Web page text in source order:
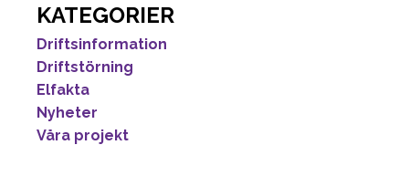
KATEGORIER
Driftsinformation
Driftstörning
Elfakta
Nyheter
Våra projekt